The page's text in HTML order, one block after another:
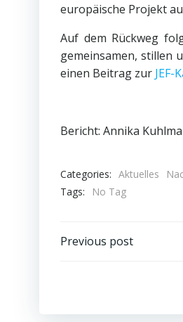
europäische Projekt
Auf dem Rückweg
gemeinsamen, stillen
einen Beitrag zur
Bericht: Annika
Categories: Aktuelles
Tags:
No Tag
Post
Previous post